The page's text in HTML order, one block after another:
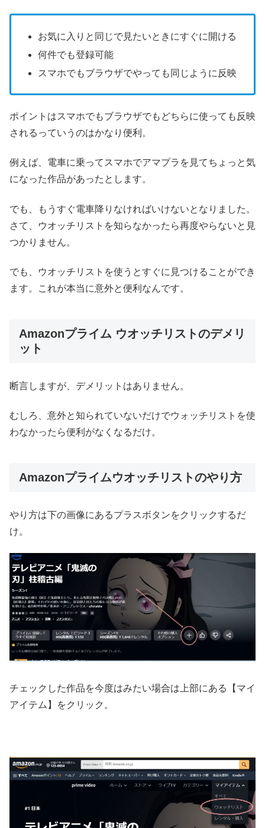
お気に入りと同じで見たいときにすぐに開ける
何件でも登録可能
スマホでもブラウザでやっても同じように反映
ポイントはスマホでもブラウザでもどちらに使っても反映
されるっていうのはかなり便利。
例えば、電車に乗ってスマホでアマプラを見てちょっと気
になった作品があったとします。
でも、もうすぐ電車降りなければいけないとなりました。
さて、ウオッチリストを知らなかったら再度やらないと見
つかりません。
でも、ウオッチリストを使うとすぐに見つけることができ
ます。これが本当に意外と便利なんです。
Amazonプライム ウオッチリストのデメリ
ット
断言しますが、デメリットはありません。
むしろ、意外と知られていないだけでウォッチリストを使
わなかったら便利がなくなるだけ。
Amazonプライムウオッチリストのやり方
やり方は下の画像にあるプラスボタンをクリックするだ
け。
チェックした作品を今度はみたい場合は上部にある【マイ
アイテム】をクリック。